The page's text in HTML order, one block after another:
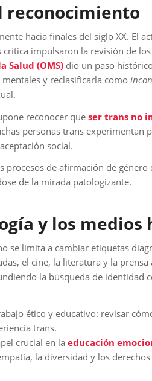
reconocimiento
hacia finales del siglo XX. El
impulsaron la revisión de
Salud (OMS) dio un paso
y reclasificarla como
reconocer que ser trans no
personas trans experimentan
social.
procesos de afirmación de género
de la mirada patologizante.
y los medios
se limita a cambiar etiquetas
el cine, la literatura y la
la búsqueda de identidad
ético y educativo: revisar
trans.
crucial en la educación
la diversidad y los